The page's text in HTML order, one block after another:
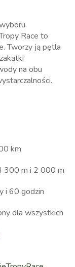
Race to
Tworzy ją pętla
na obu
km
300 m i 2 000 m
i 60 godzin
dla wszystkich